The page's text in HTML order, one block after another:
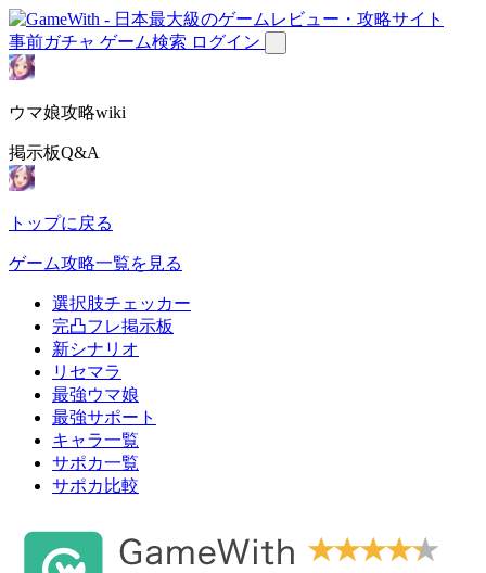
事前ガチャ ゲーム検索 ログイン
ウマ娘攻略wiki
掲示板Q&A
トップに戻る
ゲーム攻略一覧を見る
選択肢チェッカー
完凸フレ掲示板
新シナリオ
リセマラ
最強ウマ娘
最強サポート
キャラ一覧
サポカ一覧
サポカ比較